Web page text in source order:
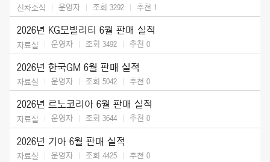
신차소식 운영자 조회 3292 추천 1
2026년 KG모빌리티 6월 판매 실적
자료실 운영자 조회 3492 추천 0
2026년 한국GM 6월 판매 실적
자료실 운영자 조회 5042 추천 0
2026년 르노코리아 6월 판매 실적
자료실 운영자 조회 3644 추천 0
2026년 기아 6월 판매 실적
자료실 운영자 조회 4425 추천 0